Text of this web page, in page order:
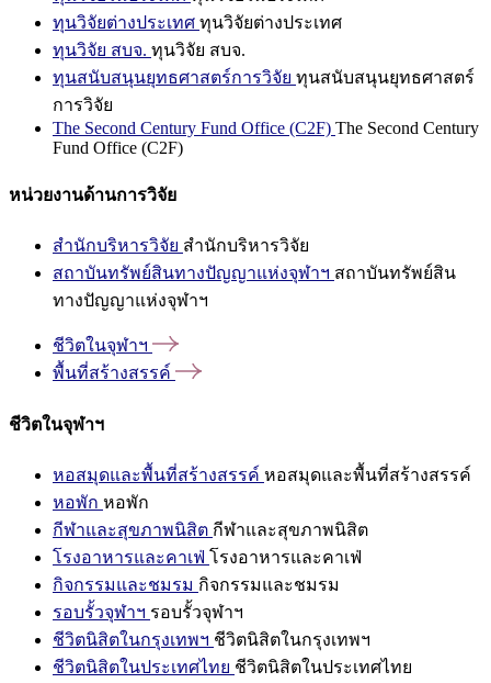
ทุนวิจัยต่างประเทศ ทุนวิจัยต่างประเทศ
ทุนวิจัย สบจ. ทุนวิจัย สบจ.
ทุนสนับสนุนยุทธศาสตร์การวิจัย ทุนสนับสนุนยุทธศาสตร์
การวิจัย
The Second Century Fund Office (C2F) The Second Century
Fund Office (C2F)
หน่วยงานด้านการวิจัย
สำนักบริหารวิจัย สำนักบริหารวิจัย
สถาบันทรัพย์สินทางปัญญาแห่งจุฬาฯ สถาบันทรัพย์สิน
ทางปัญญาแห่งจุฬาฯ
ชีวิตในจุฬาฯ
พื้นที่สร้างสรรค์
ชีวิตในจุฬาฯ
หอสมุดและพื้นที่สร้างสรรค์ หอสมุดและพื้นที่สร้างสรรค์
หอพัก หอพัก
กีฬาและสุขภาพนิสิต กีฬาและสุขภาพนิสิต
โรงอาหารและคาเฟ่ โรงอาหารและคาเฟ่
กิจกรรมและชมรม กิจกรรมและชมรม
รอบรั้วจุฬาฯ รอบรั้วจุฬาฯ
ชีวิตนิสิตในกรุงเทพฯ ชีวิตนิสิตในกรุงเทพฯ
ชีวิตนิสิตในประเทศไทย ชีวิตนิสิตในประเทศไทย